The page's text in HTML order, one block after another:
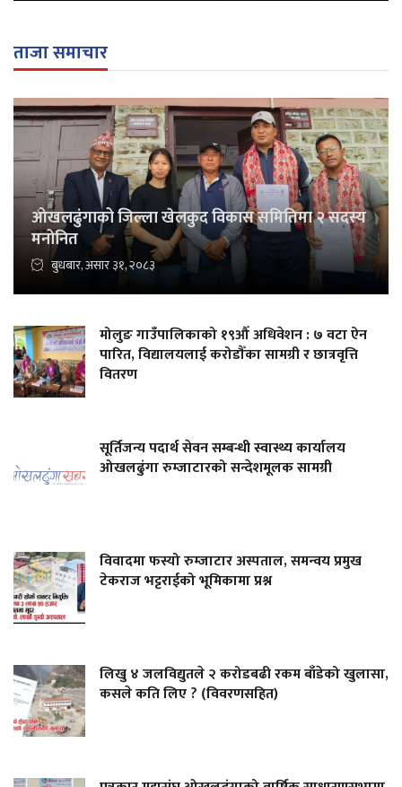
ताजा समाचार
ओखलढुंगाको जिल्ला खेलकुद विकास समितिमा २ सदस्य
मनोनित
बुधबार, असार ३१, २०८३
मोलुङ गाउँपालिकाको १९औँ अधिवेशन : ७ वटा ऐन
पारित, विद्यालयलाई करोडौँका सामग्री र छात्रवृत्ति
वितरण
सूर्तिजन्य पदार्थ सेवन सम्बन्धी स्वास्थ्य कार्यालय
ओखलढुंगा रुम्जाटारको सन्देशमूलक सामग्री
विवादमा फस्यो रुम्जाटार अस्पताल, समन्वय प्रमुख
टेकराज भट्टराईको भूमिकामा प्रश्न
लिखु ४ जलविद्युतले २ करोडबढी रकम बाँडेको खुलासा,
कसले कति लिए ? (विवरणसहित)